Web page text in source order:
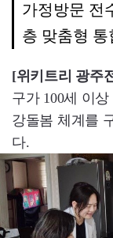
가정방문 전
층 맞춤형
[위키트리 광주
구가 100세 이
강돌봄 체계를
다.